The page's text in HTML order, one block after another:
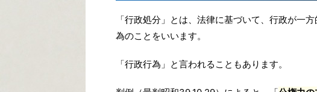
「行政処分」とは、法律に基づいて、行政が一
為のことをいいます。
「行政行為」と言われることもあります。